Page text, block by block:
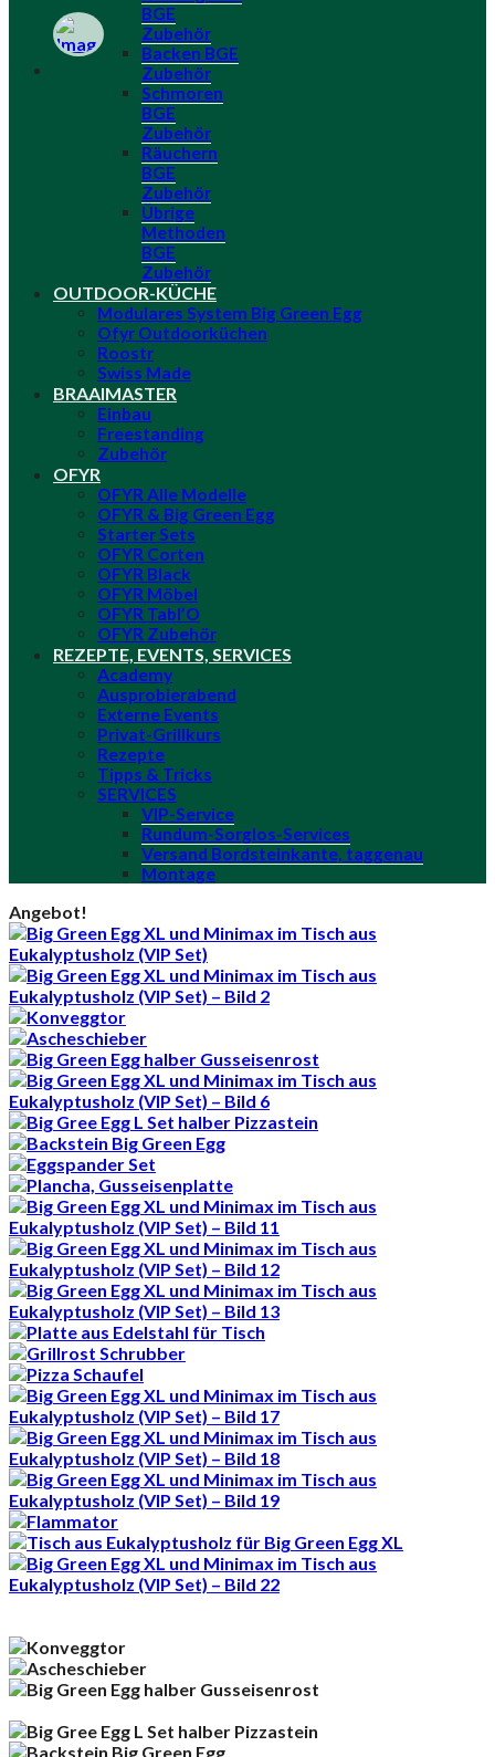
BGE
Zubehör
Backen BGE
Zubehör
Schmoren
BGE
Zubehör
Räuchern
BGE
Zubehör
Übrige
Methoden
BGE
Zubehör
OUTDOOR-KÜCHE
Modulares System Big Green Egg
Ofyr Outdoorküchen
Roostr
Swiss Made
BRAAIMASTER
Einbau
Freestanding
Zubehör
OFYR
OFYR Alle Modelle
OFYR & Big Green Egg
Starter Sets
OFYR Corten
OFYR Black
OFYR Möbel
OFYR Tabl’O
OFYR Zubehör
REZEPTE, EVENTS, SERVICES
Academy
Ausprobierabend
Externe Events
Privat-Grillkurs
Rezepte
Tipps & Tricks
SERVICES
VIP-Service
Rundum-Sorglos-Services
Versand Bordsteinkante, taggenau
Montage
Angebot!